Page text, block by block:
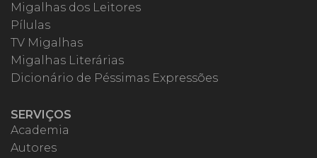
Migalhas dos Leitores
Pílulas
TV Migalhas
Migalhas Literárias
Dicionário de Péssimas Expressões
SERVIÇOS
Academia
Autores